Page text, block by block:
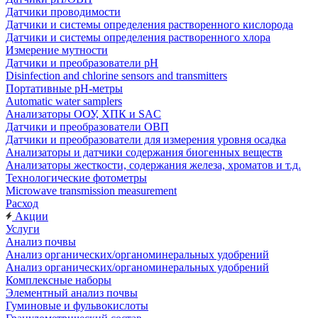
Датчики проводимости
Датчики и системы определения растворенного кислорода
Датчики и системы определения растворенного хлора
Измерение мутности
Датчики и преобразователи pH
Disinfection and chlorine sensors and transmitters
Портативные pH-метры
Automatic water samplers
Анализаторы ООУ, ХПК и SAC
Датчики и преобразователи ОВП
Датчики и преобразователи для измерения уровня осадка
Анализаторы и датчики содержания биогенных веществ
Анализаторы жесткости, содержания железа, хроматов и т.д.
Технологические фотометры
Microwave transmission measurement
Расход
Акции
Услуги
Анализ почвы
Анализ органических/органоминеральных удобрений
Анализ органических/органоминеральных удобрений
Комплексные наборы
Элементный анализ почвы
Гуминовые и фульвокислоты